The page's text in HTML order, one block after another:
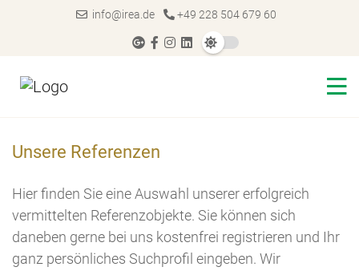
info@irea.de +49 228 504 679 60
Unsere Referenzen
Hier finden Sie eine Auswahl unserer erfolgreich
vermittelten Referenzobjekte. Sie können sich
daneben gerne bei uns kostenfrei registrieren und Ihr
ganz persönliches Suchprofil eingeben. Wir